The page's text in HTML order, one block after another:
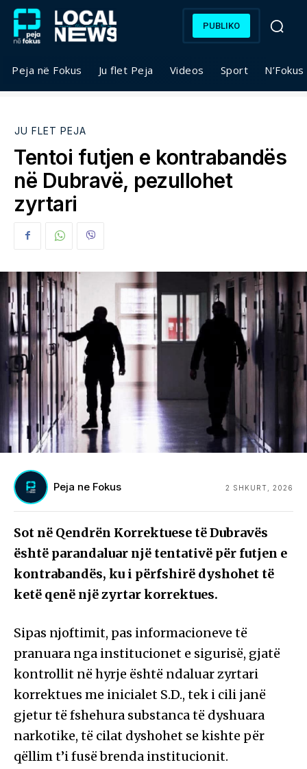
PUBLIKO
Peja në Fokus Ju flet Peja Videos Sport
JU FLET PEJA
Tentoi futjen e kontrabandës
në Dubravë, pezullohet
zyrtari
Peja ne Fokus 2 SHKURT, 2026
Sot në Qendrën Korrektuese të Dubravës
është parandaluar një tentativë për futjen e
kontrabandës, ku i përfshirë dyshohet të
ketë qenë një zyrtar korrektues.
Sipas njoftimit, pas informacioneve të
pranuara nga institucionet e sigurisë, gjatë
kontrollit në hyrje është ndaluar zyrtari
korrektues me inicialet S.D., tek i cili janë
gjetur të fshehura substanca të dyshuara
narkotike, të cilat dyshohet se kishte për
qëllim t’i fusë brenda institucionit.